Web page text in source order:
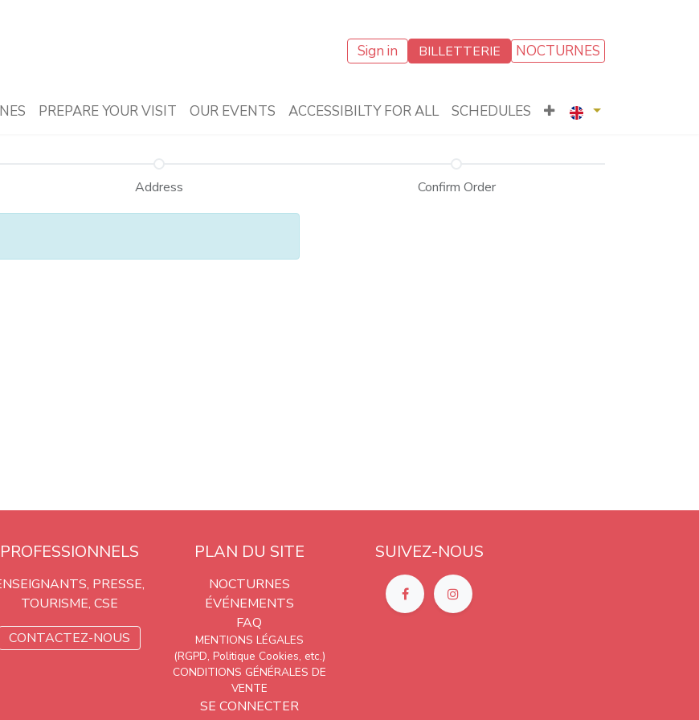
Sign in BILLETTERIE NOCTURNES
PREPARE YOUR VISIT OUR EVENTS ACCESSIBILTY FOR ALL SCHEDULES
Address Confirm Order
PROFESSIONNELS
PRESSE,
TOURISME, CSE
CONTACTEZ-NOUS
PLAN DU SITE
NOCTURNES
ÉVÉNEMENTS
FAQ
MENTIONS LÉGALES
(RGPD, Politique Cookies, etc.)
CONDITIONS GÉNÉRALES DE
VENTE
SE CONNECTER
SUIVEZ-NOUS